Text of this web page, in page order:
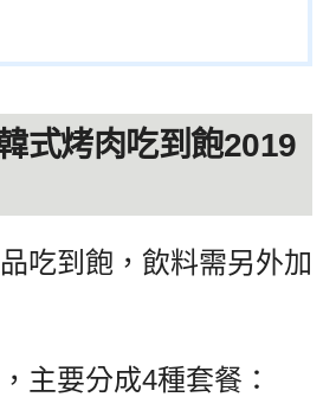
式烤肉吃到飽2019
吃到飽，飲料需另外加
主要分成4種套餐：